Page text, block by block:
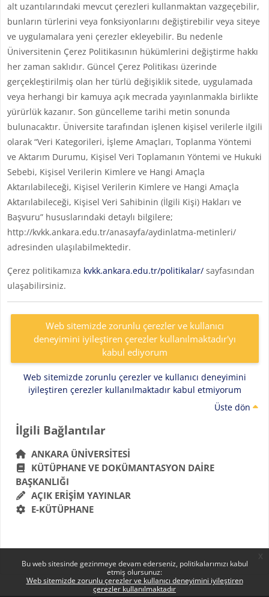
Bu web sitesinde gezinmeye devam ederseniz, politikalarımızı kabul
etmiş olursunuz:
Web sitemizde zorunlu çerezler ve kullanıcı deneyimini iyileştiren
çerezler kullanılmaktadır
alt uzantılarındaki mevcut çerezleri kullanmaktan vazgeçebilir,
bunların türlerini veya fonksiyonlarını değiştirebilir veya siteye
ve uygulamalara yeni çerezler ekleyebilir. Bu nedenle
Üniversitenin Çerez Politikasının hükümlerini değiştirme hakkı
her zaman saklıdır. Güncel Çerez Politikası üzerinde
gerçekleştirilmiş olan her türlü değişiklik sitede, uygulamada
veya herhangi bir kamuya açık mecrada yayınlanmakla birlikte
yürürlük kazanır. Son güncelleme tarihi metin sonunda
bulunacaktır. Üniversite tarafından işlenen kişisel verilerle ilgili
olarak “Veri Kategorileri, İşleme Amaçları, Toplanma Yöntemi
ve Aktarım Durumu, Kişisel Veri Toplamanın Yöntemi ve Hukuki
Sebebi, Kişisel Verilerin Kimlere ve Hangi Amaçla
Aktarılabileceği, Kişisel Verilerin Kimlere ve Hangi Amaçla
Aktarılabileceği, Kişisel Veri Sahibinin (İlgili Kişi) Hakları ve
Başvuru” hususlarındaki detaylı bilgilere;
http://kvkk.ankara.edu.tr/anasayfa/aydinlatma-metinleri/
adresinden ulaşılabilmektedir.
Çerez politikamıza kvkk.ankara.edu.tr/politikalar/sayfasından
ulaşabilirsiniz.
Web sitemizde zorunlu çerezler ve kullanıcı
deneyimini iyileştiren çerezler kullanılmaktadır'yı
kabul ediyorum
Web sitemizde zorunlu çerezler ve kullanıcı deneyimini
iyileştiren çerezler kullanılmaktadır kabul etmiyorum
Üste dön
Bloklar
İlgili Bağlantılar 'yı atla
İlgili Bağlantılar
ANKARA ÜNIVERSITESI
KÜTÜPHANE VE DOKÜMANTASYON DAIRE
BAŞKANLIĞI
AÇIK ERIŞIM YAYINLAR
E-KÜTÜPHANE